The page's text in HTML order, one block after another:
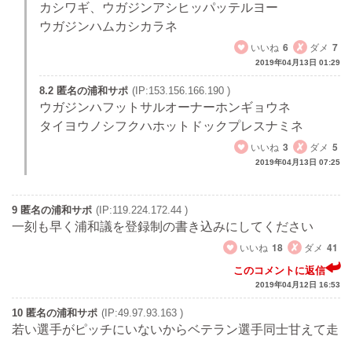
カシワギ、ウガジンアシヒッパッテルヨー
ウガジンハムカシカラネ
いいね 6 ダメ 7
2019年04月13日 01:29
8.2 匿名の浦和サポ (IP:153.156.166.190 )
ウガジンハフットサルオーナーホンギョウネ
タイヨウノシフクハホットドックプレスナミネ
いいね 3 ダメ 5
2019年04月13日 07:25
9 匿名の浦和サポ (IP:119.224.172.44 )
一刻も早く浦和議を登録制の書き込みにしてください
いいね 18 ダメ 41
このコメントに返信
2019年04月12日 16:53
10 匿名の浦和サポ (IP:49.97.93.163 )
若い選手がピッチにいないからベテラン選手同士甘えて走